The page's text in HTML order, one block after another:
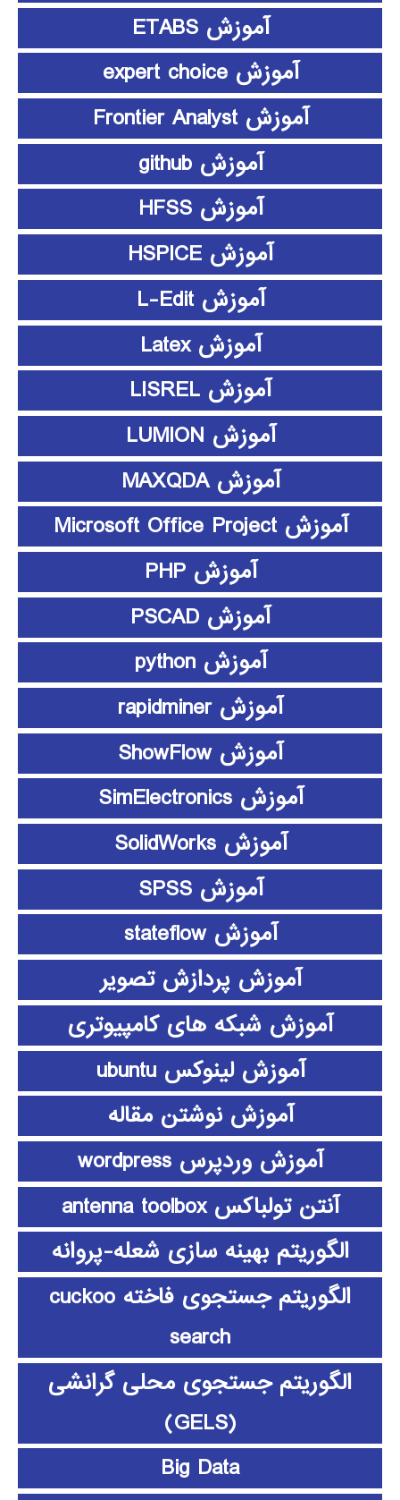
آموزش ETABS
آموزش expert choice
آموزش Frontier Analyst
آموزش github
آموزش HFSS
آموزش HSPICE
آموزش L-Edit
آموزش Latex
آموزش LISREL
آموزش LUMION
آموزش MAXQDA
آموزش Microsoft Office Project
آموزش PHP
آموزش PSCAD
آموزش python
آموزش rapidminer
آموزش ShowFlow
آموزش SimElectronics
آموزش SolidWorks
آموزش SPSS
آموزش stateflow
آموزش پردازش تصویر
آموزش شبکه های کامپیوتری
آموزش لینوکس ubuntu
آموزش نوشتن مقاله
آموزش وردپرس wordpress
آنتن تولباکس antenna toolbox
الگوریتم بهینه سازی شعله-پروانه
الگوریتم جستجوی فاخته cuckoo
search
الگوریتم جستجوی محلی گرانشی
(GELS)
Big Data